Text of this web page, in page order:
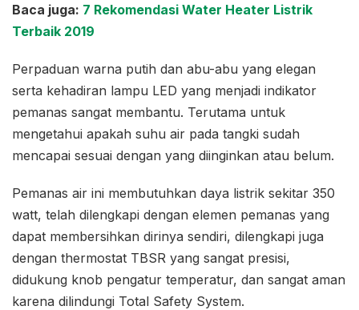
Baca juga: 7 Rekomendasi Water Heater Listrik
Terbaik 2019
Perpaduan warna putih dan abu-abu yang elegan
serta kehadiran lampu LED yang menjadi indikator
pemanas sangat membantu. Terutama untuk
mengetahui apakah suhu air pada tangki sudah
mencapai sesuai dengan yang diinginkan atau belum.
Pemanas air ini membutuhkan daya listrik sekitar 350
watt, telah dilengkapi dengan elemen pemanas yang
dapat membersihkan dirinya sendiri, dilengkapi juga
dengan thermostat TBSR yang sangat presisi,
didukung knob pengatur temperatur, dan sangat aman
karena dilindungi Total Safety System.